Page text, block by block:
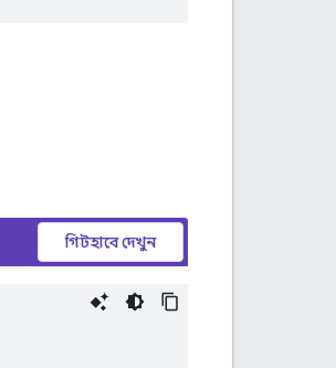
গিটহাবে দেখুন